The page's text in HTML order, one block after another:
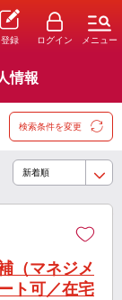
登録 ログイン メニュー
情報
検索条件を変更
（マネジメ
ト可／在宅